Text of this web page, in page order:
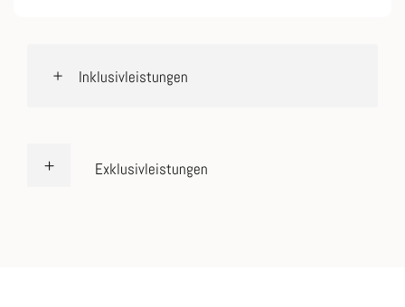
Inklusivleistungen
Exklusivleistungen